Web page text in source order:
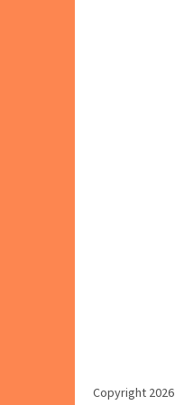
Copyright 2026